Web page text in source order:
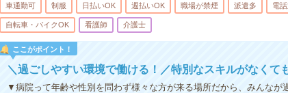
車通勤可 制服 日払いOK 週払いOK 職場が禁煙 派遣多 電
自転車・バイクOK 看護師 介護士
ここがポイント！
＼過ごしやすい環境で働ける！／特別なスキルがなくて
▼病院って年齢や性別を問わず様々な方が来る場所だから、みんなが